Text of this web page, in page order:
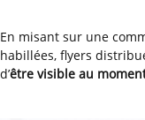
En misant sur une
habillées, flyers
d’être visible au